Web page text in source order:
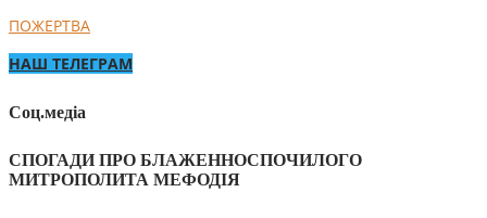
ПОЖЕРТВА
НАШ ТЕЛЕГРАМ
Соц.медіа
СПОГАДИ ПРО БЛАЖЕННОСПОЧИЛОГО
МИТРОПОЛИТА МЕФОДІЯ